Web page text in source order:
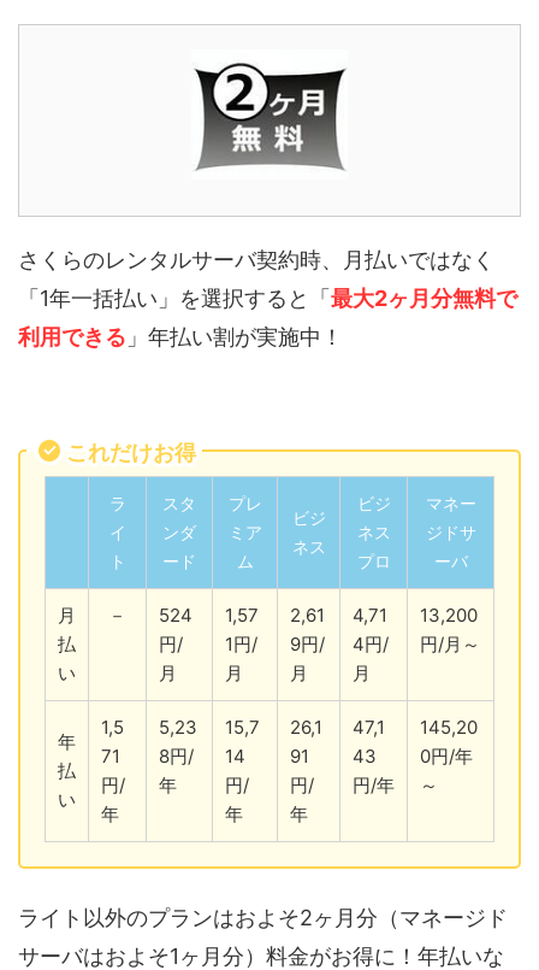
さくらのレンタルサーバ契約時、月払いではなく
「1年一括払い」を選択すると「最大2ヶ月分無料で
利用できる 」年払い割が実施中！
これだけお得
ラ
イ
ト
スタ
ンダ
ード
プレ
ミア
ム
ビジ
ネス
ビジ
ネス
プロ
マネー
ジドサ
ーバ
月
払
い
－
524
円/
月
1,57
1円/
月
2,61
9円/
月
4,71
4円/
月
13,200
円/月～
年
払
い
1,5
71
円/
年
5,23
8円/
年
15,7
14
円/
年
26,1
91
円/
年
47,1
43
円/年
145,20
0円/年
～
ライト以外のプランはおよそ2ヶ月分（マネージド
サーバはおよそ1ヶ月分）料金がお得に！年払いな